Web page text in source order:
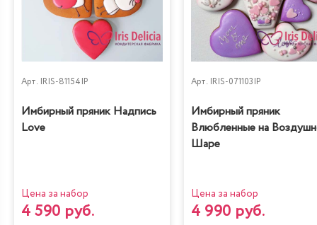
Арт. IRIS-81154IP
Имбирный пряник Надпись
Love
Цена за набор
4 590 руб.
Арт. IRIS-071103IP
Имбирный пряник
Влюбленные на
Шаре
Цена за набор
4 990 руб.